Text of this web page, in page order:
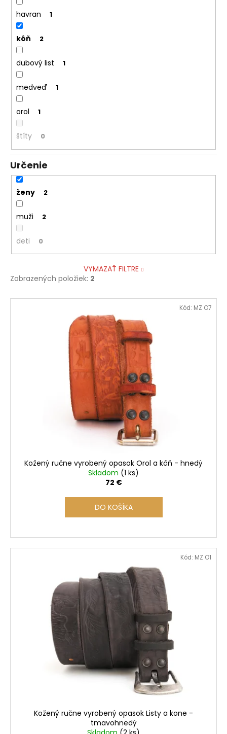
havran 1
kôň 2
dubový list 1
medveď 1
orol 1
štíty 0
Určenie
ženy 2
muži 2
deti 0
VYMAZAŤ FILTRE
Zobrazených položiek: 2
V
Kožený ručne vyrobený opasok Orol a kôň - hnedý
Skladom (1 ks)
72 €
DO KOŠÍKA
Kód: MZ O7
Kožený ručne vyrobený opasok Listy a kone -
tmavohnedý
Kód: MZ O1